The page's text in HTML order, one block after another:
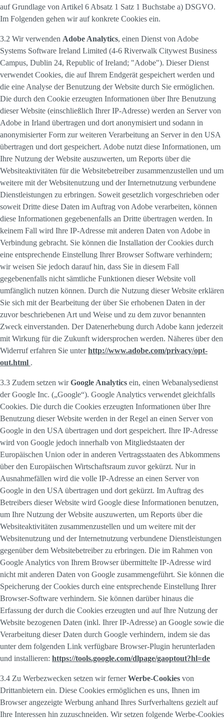
auf Grundlage von Artikel 6 Absatz 1 Satz 1 Buchstabe a) DSGVO.
Im Folgenden gehen wir auf konkrete Cookies ein.
3.2 Wir verwenden Adobe Analytics, einen Dienst von Adobe
Systems Software Ireland Limited (4-6 Riverwalk Citywest Business
Campus, Dublin 24, Republic of Ireland; "Adobe"). Dieser Dienst
verwendet Cookies, die auf Ihrem Endgerät gespeichert werden und
die eine Analyse der Benutzung der Website durch Sie ermöglichen.
Die durch den Cookie erzeugten Informationen über Ihre Benutzung
dieser Website (einschließlich Ihrer IP-Adresse) werden an Server von
Adobe in Irland übertragen und dort anonymisiert und sodann in
anonymisierter Form zur weiteren Verarbeitung an Server in den USA
übertragen und dort gespeichert. Adobe nutzt diese Informationen, um
Ihre Nutzung der Website auszuwerten, um Reports über die
Websiteaktivitäten für die Websitebetreiber zusammenzustellen und um
weitere mit der Websitenutzung und der Internetnutzung verbundene
Dienstleistungen zu erbringen. Soweit gesetzlich vorgeschrieben oder
soweit Dritte diese Daten im Auftrag von Adobe verarbeiten, können
diese Informationen gegebenenfalls an Dritte übertragen werden. In
keinem Fall wird Ihre IP-Adresse mit anderen Daten von Adobe in
Verbindung gebracht. Sie können die Installation der Cookies durch
eine entsprechende Einstellung Ihrer Browser Software verhindern;
wir weisen Sie jedoch darauf hin, dass Sie in diesem Fall
gegebenenfalls nicht sämtliche Funktionen dieser Website voll
umfänglich nutzen können. Durch die Nutzung dieser Website erklären
Sie sich mit der Bearbeitung der über Sie erhobenen Daten in der
zuvor beschriebenen Art und Weise und zu dem zuvor benannten
Zweck einverstanden. Der Datenerhebung durch Adobe kann jederzeit
mit Wirkung für die Zukunft widersprochen werden. Näheres über den
Widerruf erfahren Sie unterhttp://www.adobe.com/privacy/opt-
out.html .
3.3 Zudem setzen wirGoogle Analytics ein, einen Webanalysedienst
der Google Inc. („Google“). Google Analytics verwendet gleichfalls
Cookies. Die durch die Cookies erzeugten Informationen über Ihre
Benutzung dieser Website werden in der Regel an einen Server von
Google in den USA übertragen und dort gespeichert. Ihre IP-Adresse
wird von Google jedoch innerhalb von Mitgliedstaaten der
Europäischen Union oder in anderen Vertragsstaaten des Abkommens
über den Europäischen Wirtschaftsraum zuvor gekürzt. Nur in
Ausnahmefällen wird die volle IP-Adresse an einen Server von
Google in den USA übertragen und dort gekürzt. Im Auftrag des
Betreibers dieser Website wird Google diese Informationen benutzen,
um Ihre Nutzung der Website auszuwerten, um Reports über die
Websiteaktivitäten zusammenzustellen und um weitere mit der
Websitenutzung und der Internetnutzung verbundene Dienstleistungen
gegenüber dem Websitebetreiber zu erbringen. Die im Rahmen von
Google Analytics von Ihrem Browser übermittelte IP-Adresse wird
nicht mit anderen Daten von Google zusammengeführt. Sie können die
Speicherung der Cookies durch eine entsprechende Einstellung Ihrer
Browser-Software verhindern. Sie können darüber hinaus die
Erfassung der durch die Cookies erzeugten und auf Ihre Nutzung der
Website bezogenen Daten (inkl. Ihrer IP-Adresse) an Google sowie die
Verarbeitung dieser Daten durch Google verhindern, indem sie das
unter dem folgenden Link verfügbare Browser-Plugin herunterladen
und installieren: https://tools.google.com/dlpage/gaoptout?hl=de
3.4 Zu Werbezwecken setzen wir fernerWerbe-Cookies von
Drittanbietern ein. Diese Cookies ermöglichen es uns, Ihnen im
Browser angezeigte Werbung anhand Ihres Surfverhaltens gezielt auf
Ihre Interessen hin zuzuschneiden. Wir setzen folgende Werbe-Cookies